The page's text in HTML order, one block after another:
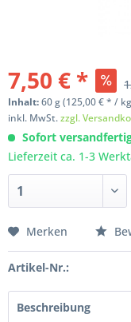
7,50 € *
Inhalt:60g(125,00 € * /
inkl. MwSt.zzgl.
Sofort
Lieferzeit ca. 1-3
Merken
Artikel-Nr.:
Beschreibung